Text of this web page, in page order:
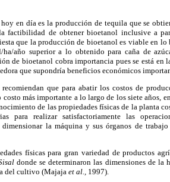
hoy en día es la producción de tequila que se
factibilidad de obtener bioetanol inclusive a
que la producción de bioetanol es viable en
año superior a lo obtenido para caña de
de bioetanol cobra importancia pues se está en
que supondría beneficios económicos
que para abatir los costos de
costo más importante a lo largo de los siete años,
de las propiedades físicas de la planta
para realizar satisfactoriamente las
la máquina y sus órganos de
físicas para gran variedad de productos
donde se determinaron las dimensiones de
del cultivo (Majaja et al., 1997).